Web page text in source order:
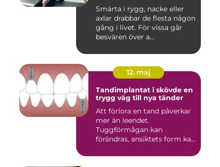
Smärta i rygg, nacke eller
axlar drabbar de flesta någon
gång i livet. För vissa går
besvären över a...
12. maj
Tandimplantat i skövde en
trygg väg till nya tänder
Att förlora en tand påverkar
mer än leendet.
Tuggförmågan kan
förändras, ansiktets form kan